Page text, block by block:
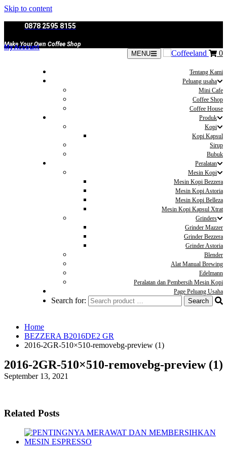
Skip to content
0878 2595 8155
Make Your Own Coffee Shop
My Account
MENU 0
Tentang Kami
Peluang usaha
Mini Cafe
Coffee Shop
Coffee House
Produk
Kopi
Kopi Kapsul
Sirup
Bubuk
Peralatan
Mesin Kopi
Mesin Kopi Bezzera
Mesin Kopi Astoria
Mesin Kopi Belleza
Mesin Kopi Kapsul Xtrat
Grinders
Grinder Mazzer
Grinder Bezzera
Grinder Astoria
Blender
Alat Manual Brewing
Edelmann
Peralatan dan Pembersih Mesin Kopi
Page Peluang Usaha
Search for:
Home
BEZZERA B2016DE2 GR
2016-2GR-510×510-removebg-preview (1)
2016-2GR-510×510-removebg-preview (1)
September 13, 2021
Related Posts